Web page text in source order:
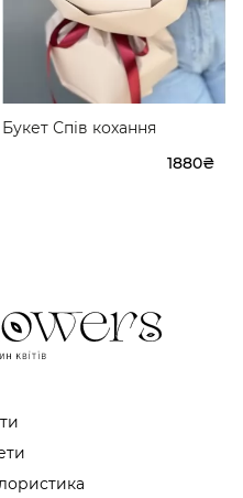
Букет Спів кохання
1880₴